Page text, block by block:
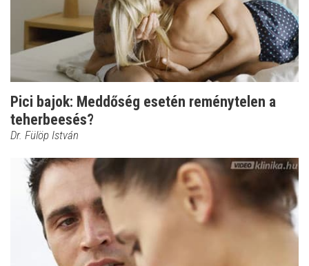
Pici bajok: Meddőség esetén reménytelen a
teherbeesés?
Dr. Fülöp István